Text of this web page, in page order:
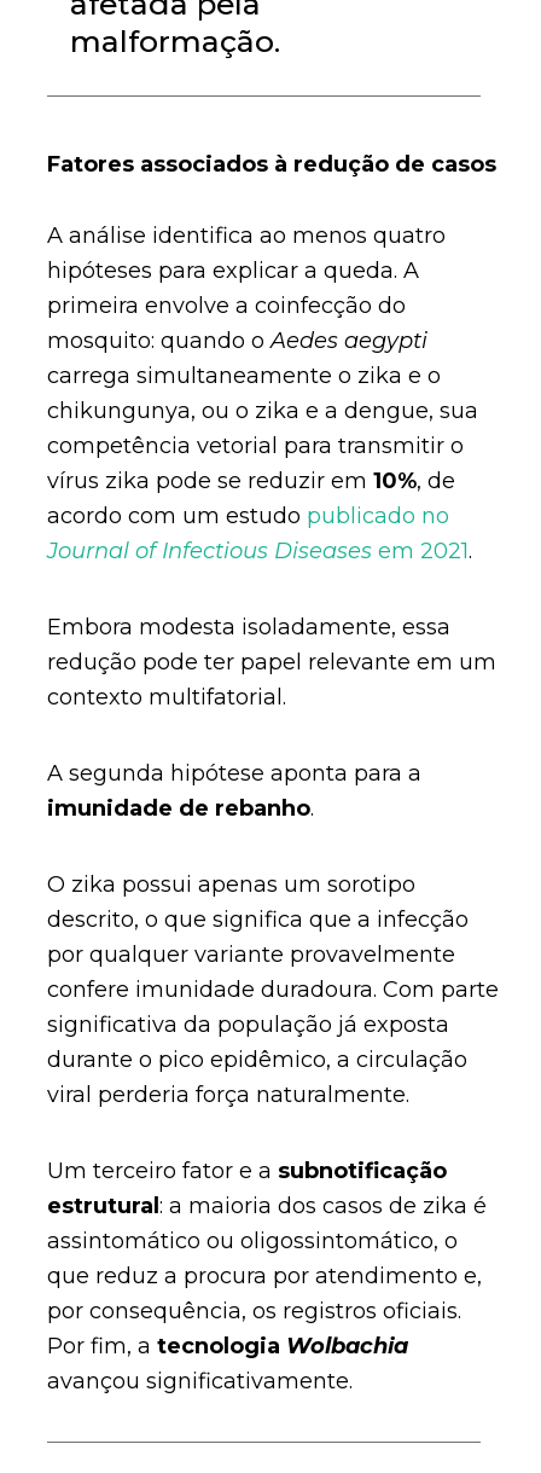
malformação.
Fatores associados à redução de casos
A análise identifica ao menos quatro
hipóteses para explicar a queda. A
primeira envolve a coinfecção do
mosquito: quando oAedes aegypti
carrega simultaneamente o zika e o
chikungunya, ou o zika e a dengue, sua
competência vetorial para transmitir o
vírus zika pode se reduzir em 10%, de
acordo com um estudo publicado no
Journal of Infectious Diseasesem 2021.
Embora modesta isoladamente, essa
redução pode ter papel relevante em um
contexto multifatorial.
A segunda hipótese aponta para a
imunidade de rebanho.
O zika possui apenas um sorotipo
descrito, o que significa que a infecção
por qualquer variante provavelmente
confere imunidade duradoura. Com parte
significativa da população já exposta
durante o pico epidêmico, a circulação
viral perderia força naturalmente.
Um terceiro fator e a subnotificação
estrutural : a maioria dos casos de zika é
assintomático ou oligossintomático, o
que reduz a procura por atendimento e,
por consequência, os registros oficiais.
Por fim, a tecnologia Wolbachia
avançou significativamente.